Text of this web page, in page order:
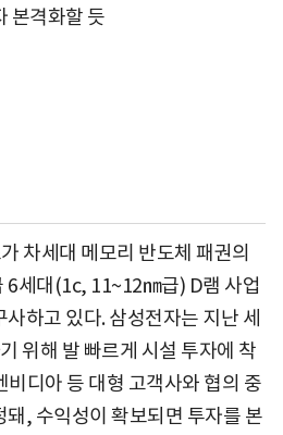
본격화할 듯
차세대 메모리 반도체 패권의
6세대(1c, 11~12㎚급) D램 사업
하고 있다. 삼성전자는 지난 세
위해 발 빠르게 시설 투자에 착
비디아 등 대형 고객사와 협의 중
돼, 수익성이 확보되면 투자를 본